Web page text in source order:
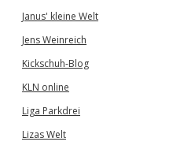
Janus' kleine Welt
Jens Weinreich
Kickschuh-Blog
KLN online
Liga Parkdrei
Lizas Welt